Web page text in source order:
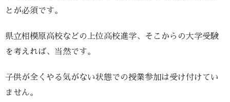
とが必須です。
県立相模原高校などの上位高校進学、そこからの大学受験
を考えれば、当然です。
子供が全くやる気がない状態での授業参加は受け付けてい
ません。